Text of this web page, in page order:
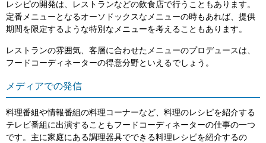
レシピの開発は、レストランなどの飲食店で行うこともあります。
定番メニューとなるオーソドックスなメニューの時もあれば、提供
期間を限定するような特別なメニューを考えることもあります。
レストランの雰囲気、客層に合わせたメニューのプロデュースは、
フードコーディネーターの得意分野といえるでしょう。
メディアでの発信
料理番組や情報番組の料理コーナーなど、料理のレシピを紹介する
テレビ番組に出演することもフードコーディネーターの仕事の一つ
です。主に家庭にある調理器具でできる料理レシピを紹介するの